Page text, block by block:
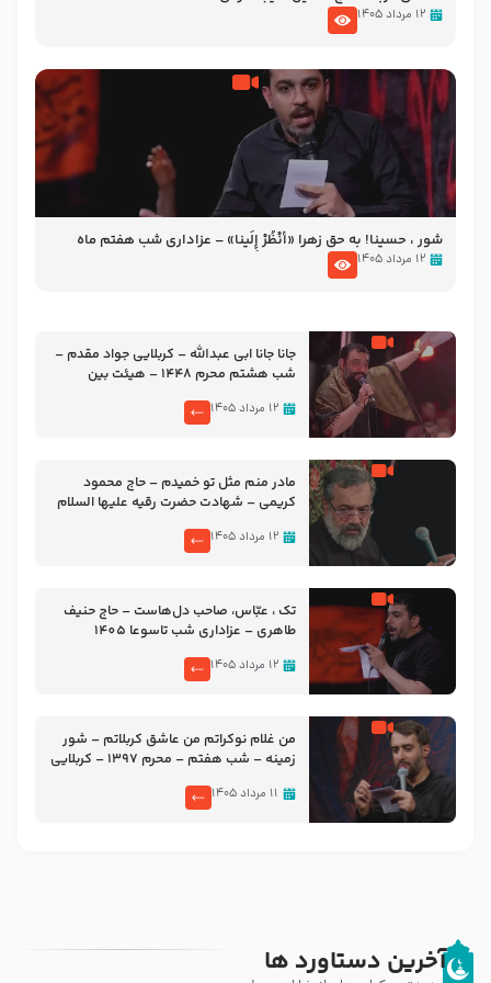
۱۲ مرداد ۱۴۰۵
شور ، حسینا! به‌ حق زهرا «أُنْظُرْ إِلَینا» – عزاداری شب هفتم ماه
محرّم 1405
۱۲ مرداد ۱۴۰۵
جانا جانا ابی عبدالله – کربلایی جواد مقدم –
شب هشتم محرم 1448 – هیئت بین
۱۲ مرداد ۱۴۰۵
مادر منم مثل تو خمیدم – حاج محمود
کریمی – شهادت حضرت رقیه علیها السلام
۱۲ مرداد ۱۴۰۵
تک ، عبّاس، صاحب دل‌هاست – حاج حنیف
طاهری – عزاداری شب تاسوعا 1405
۱۲ مرداد ۱۴۰۵
من غلام نوکراتم من عاشق کربلاتم – شور
زمینه – شب هفتم – محرم 1397 – کربلایی
۱۱ مرداد ۱۴۰۵
آخرین دستاورد ها